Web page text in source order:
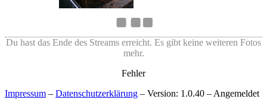
Du hast das Ende des Streams erreicht. Es gibt keine weiteren Fotos
mehr.
Fehler
Impressum – Datenschutzerklärung – Version: 1.0.40 – Angemeldet